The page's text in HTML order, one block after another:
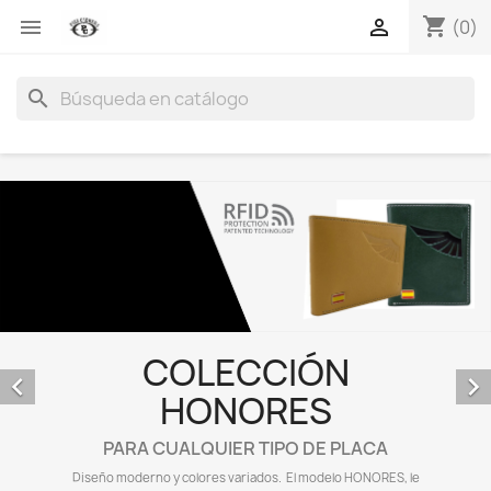
 shopping_cart (0)

search
COLECCIÓN
HONORES
PARA CUALQUIER TIPO DE PLACA
Diseño moderno y colores variados. El modelo HONORES, le
 